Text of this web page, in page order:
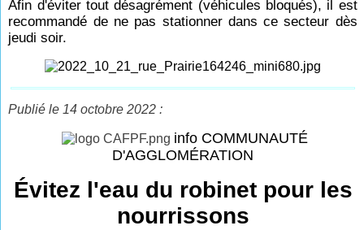
Afin d'éviter tout désagrément (véhicules bloqués), il est
recommandé de ne pas stationner dans ce secteur dès
jeudi soir.
Publié le 14 octobre 2022 :
info COMMUNAUTÉ
D'AGGLOMÉRATION
Évitez l'eau du robinet pour les
nourrissons